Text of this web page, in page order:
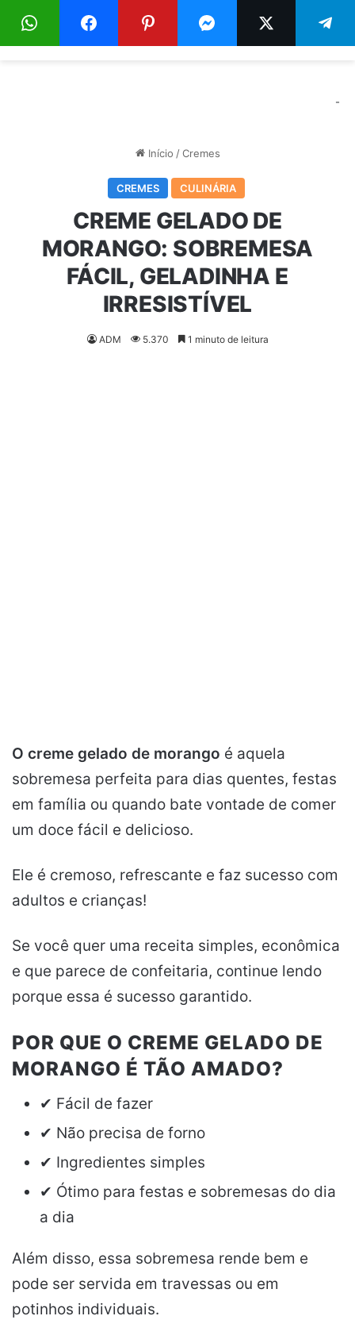
Menu
-
Início / Cremes
CREMES CULINÁRIA
CREME GELADO DE
MORANGO: SOBREMESA
FÁCIL, GELADINHA E
IRRESISTÍVEL
ADM 5.370 1 minuto de leitura
O creme gelado de morango é aquela
sobremesa perfeita para dias quentes, festas
em família ou quando bate vontade de comer
um doce fácil e delicioso.
Ele é cremoso, refrescante e faz sucesso com
adultos e crianças!
Se você quer uma receita simples, econômica
e que parece de confeitaria, continue lendo
porque essa é sucesso garantido.
POR QUE O CREME GELADO DE
MORANGO É TÃO AMADO?
✔ Fácil de fazer
✔ Não precisa de forno
✔ Ingredientes simples
✔ Ótimo para festas e sobremesas do dia
a dia
Além disso, essa sobremesa rende bem e
pode ser servida em travessas ou em
potinhos individuais.